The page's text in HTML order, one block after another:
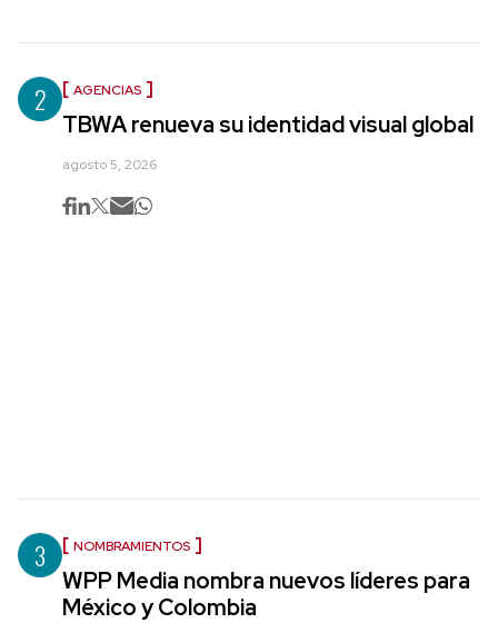
2 AGENCIAS
TBWA renueva su identidad visual global
agosto 5, 2026
3 NOMBRAMIENTOS
WPP Media nombra nuevos líderes para
México y Colombia